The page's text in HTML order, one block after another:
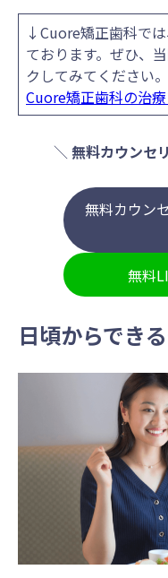
↓Cuore矯正歯科で
ております。ぜひ、
クしてみてください。
Cuore矯正歯科の治
＼ 無料カウンセ
無料カウン
無料
日頃からでき